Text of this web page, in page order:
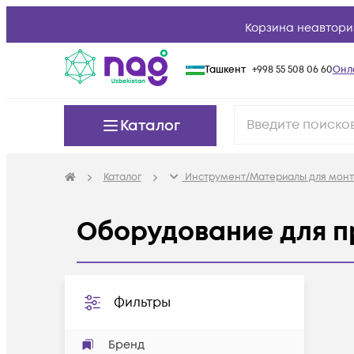
Корзина
Ташкент +998 55 508 06 60
Каталог
Каталог Инструмент/Материалы для
Оборудование для
Фильтры
Бренд